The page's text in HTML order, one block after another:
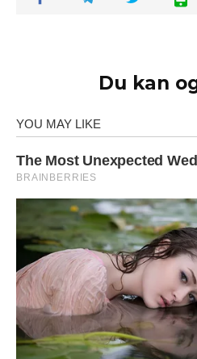
Du kan